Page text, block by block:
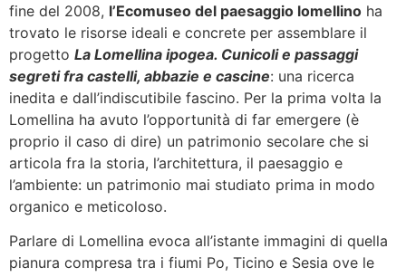
fine del 2008, l’Ecomuseo del paesaggio lomellino ha
trovato le risorse ideali e concrete per assemblare il
progetto La Lomellina ipogea. Cunicoli e passaggi
segreti fra castelli, abbazie e cascine: una ricerca
inedita e dall’indiscutibile fascino. Per la prima volta la
Lomellina ha avuto l’opportunità di far emergere (è
proprio il caso di dire) un patrimonio secolare che si
articola fra la storia, l’architettura, il paesaggio e
l’ambiente: un patrimonio mai studiato prima in modo
organico e meticoloso.
Parlare di Lomellina evoca all’istante immagini di quella
pianura compresa tra i fiumi Po, Ticino e Sesia ove le